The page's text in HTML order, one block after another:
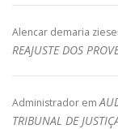
Alencar demaria
REAJUSTE DOS
Administrador em
TRIBUNAL DE